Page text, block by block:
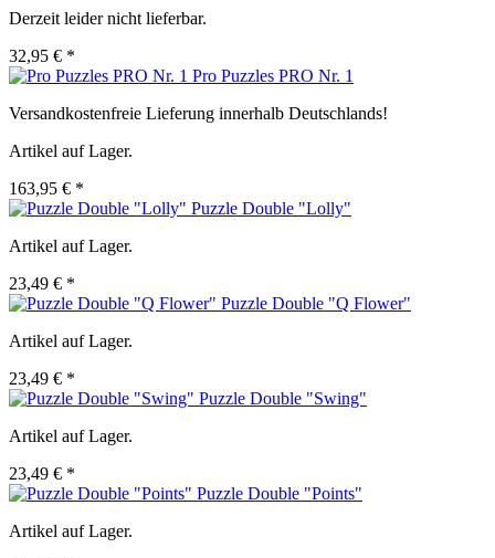
Derzeit leider nicht lieferbar.
32,95 € *
Pro Puzzles PRO Nr. 1
Versandkostenfreie Lieferung innerhalb Deutschlands!
Artikel auf Lager.
163,95 € *
Puzzle Double "Lolly"
Artikel auf Lager.
23,49 € *
Puzzle Double "Q Flower"
Artikel auf Lager.
23,49 € *
Puzzle Double "Swing"
Artikel auf Lager.
23,49 € *
Puzzle Double "Points"
Artikel auf Lager.